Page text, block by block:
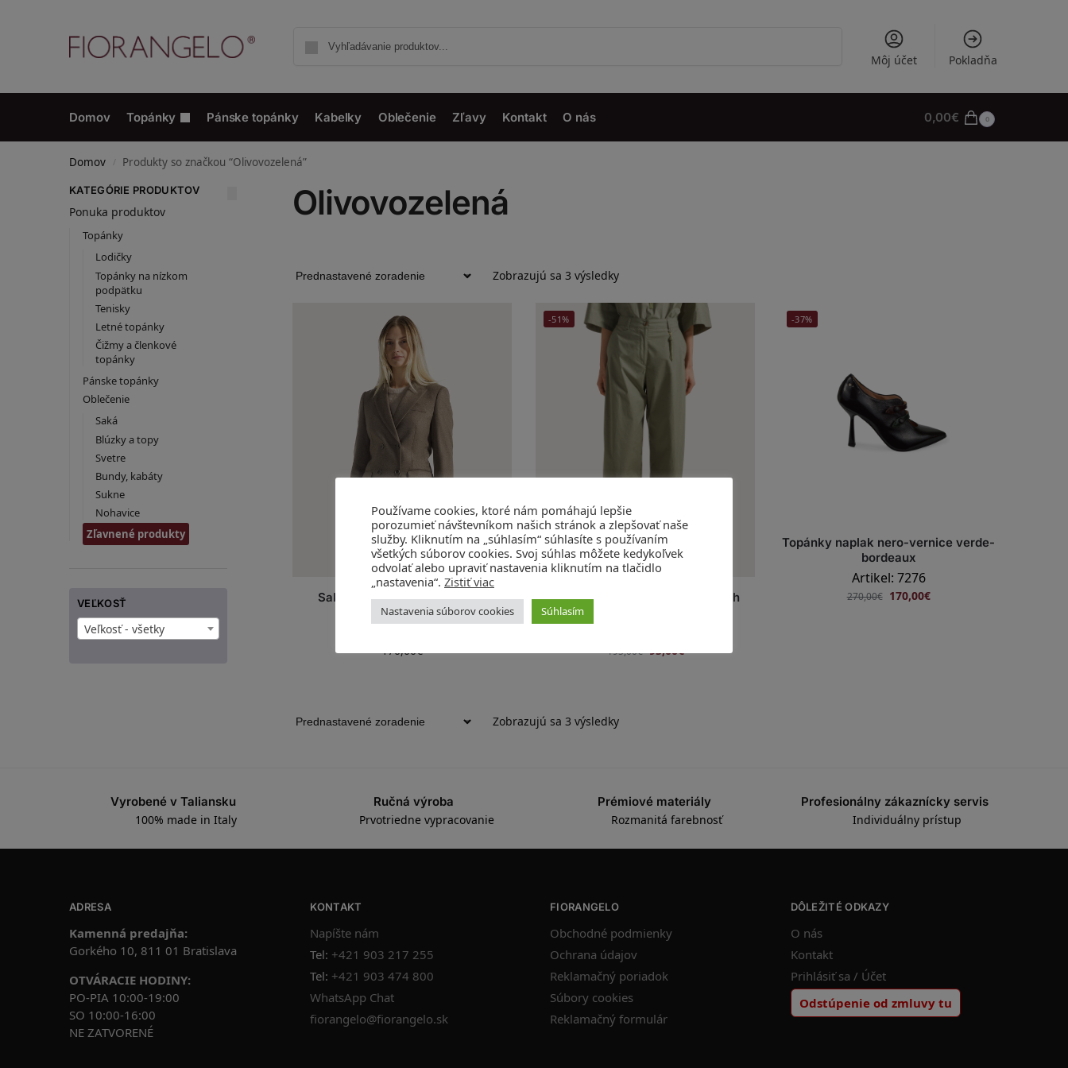
Môj účet Pokladňa
Domov Topánky Pánske topánky Kabelky Oblečenie Zľavy Kontakt O nás 0,00€ 0
Domov / Produkty so značkou “Olivovozelená”
Olivovozelená
Zobrazujú sa 3 výsledky
Sako fango flanella in maglia
schiacciata
170,00€
-51%
Nohavice salvia popeline stretch
195,00€ 95,00€
-37%
Topánky naplak nero-vernice verde-
bordeaux
Artikel: 7276
270,00€ 170,00€
Zobrazujú sa 3 výsledky
KATEGÓRIE PRODUKTOV
Ponuka produktov
Topánky
Lodičky
Topánky na nízkom
podpätku
Tenisky
Letné topánky
Čižmy a členkové
topánky
Pánske topánky
Oblečenie
Saká
Blúzky a topy
Svetre
Bundy, kabáty
Sukne
Nohavice
Zľavnené produkty
VEĽKOSŤ
Veľkosť - všetky
Vyrobené v Taliansku
100% made in Italy
Ručná výroba
Prvotriedne vypracovanie
Prémiové materiály
Rozmanitá farebnosť
Profesionálny zákaznícky servis
Individuálny prístup
ADRESA
Kamenná predajňa:
Gorkého 10, 811 01 Bratislava
OTVÁRACIE HODINY:
PO-PIA 10:00-19:00
SO 10:00-16:00
NE ZATVORENÉ
KONTAKT
Napíšte nám
Tel: +421 903 217 255
Tel: +421 903 474 800
WhatsApp Chat
fiorangelo@fiorangelo.sk
FIORANGELO
Obchodné podmienky
Ochrana údajov
Reklamačný poriadok
Súbory cookies
Reklamačný formulár
DÔLEŽITÉ ODKAZY
O nás
Kontakt
Prihlásiť sa / Účet
Odstúpenie od zmluvy tu
Používame cookies, ktoré nám pomáhajú lepšie
porozumieť návštevníkom našich stránok a zlepšovať naše
služby. Kliknutím na „súhlasím“ súhlasíte s používaním
všetkých súborov cookies. Svoj súhlas môžete kedykoľvek
odvolať alebo upraviť nastavenia kliknutím na tlačidlo
„nastavenia“. Zistiť viac
Nastavenia súborov cookies Súhlasím